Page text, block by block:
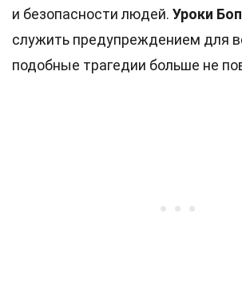
и безопасности людей. Уроки
служить предупреждением для
подобные трагедии больше не